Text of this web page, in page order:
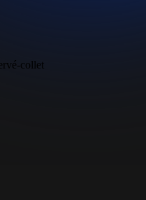
collet